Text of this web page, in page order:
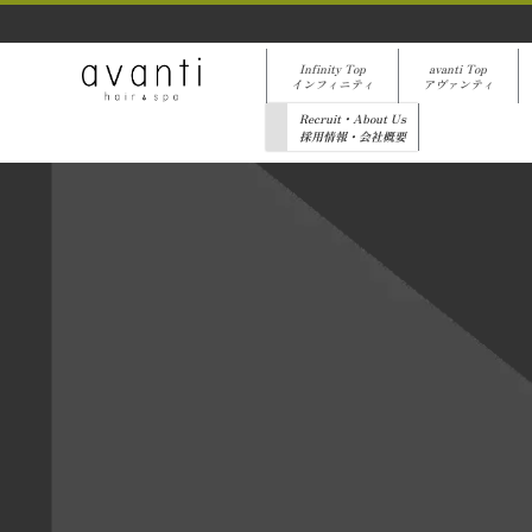
Infinity Top
インフィニティ
avanti Top
アヴァンティ
Recruit・About Us
採用情報・会社概要